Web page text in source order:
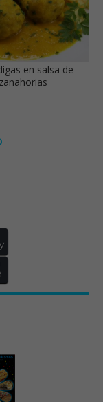
en salsa de
zanahorias